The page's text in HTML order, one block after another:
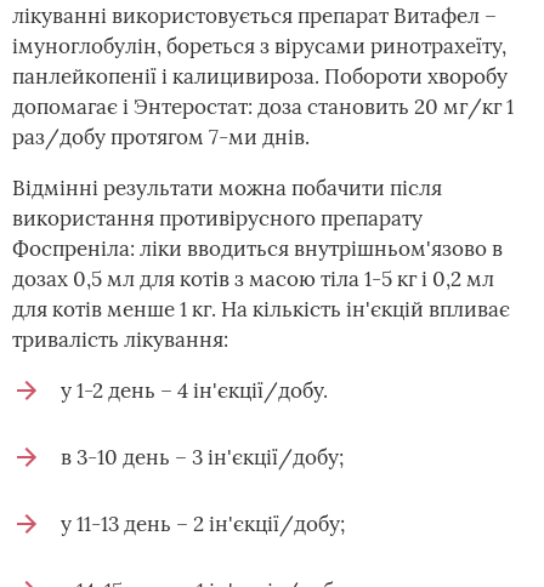
лікуванні використовується препарат Витафел –
імуноглобулін, бореться з вірусами ринотрахеїту,
панлейкопенії і калицивироза. Побороти хворобу
допомагає і Энтеростат: доза становить 20 мг/кг 1
раз/добу протягом 7-ми днів.
Відмінні результати можна побачити після
використання противірусного препарату
Фоспреніла: ліки вводиться внутрішньом'язово в
дозах 0,5 мл для котів з масою тіла 1-5 кг і 0,2 мл
для котів менше 1 кг. На кількість ін'єкцій впливає
тривалість лікування:
у 1-2 день – 4 ін'єкції/добу.
в 3-10 день – 3 ін'єкції/добу;
у 11-13 день – 2 ін'єкції/добу;